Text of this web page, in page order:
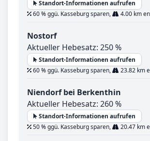
Standort-Informationen aufrufen
60 % ggü. Kasseburg sparen,
4.00 km
Nostorf
Aktueller Hebesatz: 250 %
Standort-Informationen aufrufen
60 % ggü. Kasseburg sparen,
23.82 km
Niendorf bei Berkenthin
Aktueller Hebesatz: 260 %
Standort-Informationen aufrufen
50 % ggü. Kasseburg sparen,
20.47 km